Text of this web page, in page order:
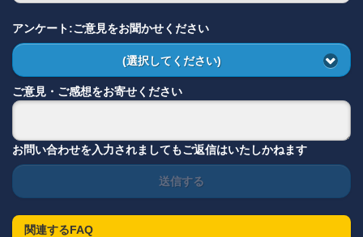
アンケート:ご意見をお聞かせください
(選択してください)
ご意見・ご感想をお寄せください
お問い合わせを入力されましてもご返信はいたしかねます
送信する
関連するFAQ